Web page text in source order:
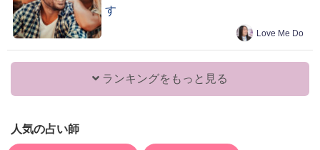
す
Love Me Do
ランキングをもっと見る
人気の占い師